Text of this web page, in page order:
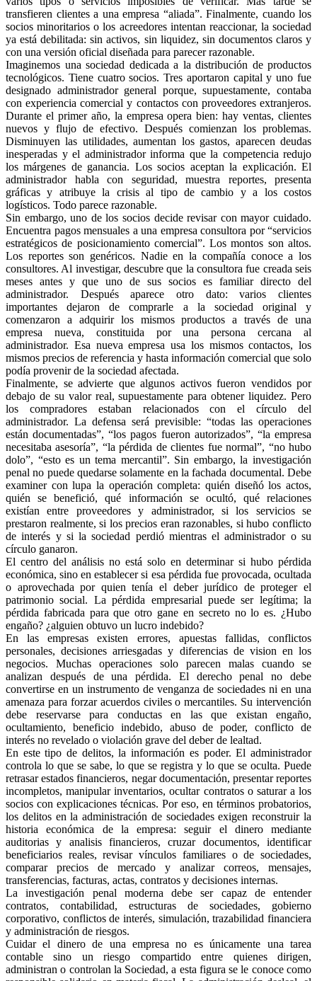
Bluesky
Threads
transfieren clientes a una empresa “aliada”. Finalmente, cuando los
socios minoritarios o los acreedores intentan reaccionar, la sociedad
ya está debilitada: sin activos, sin liquidez, sin documentos claros y
con una versión oficial diseñada para parecer razonable.
Imaginemos una sociedad dedicada a la distribución de productos
tecnológicos. Tiene cuatro socios. Tres aportaron capital y uno fue
designado administrador general porque, supuestamente, contaba
con experiencia comercial y contactos con proveedores extranjeros.
Durante el primer año, la empresa opera bien: hay ventas, clientes
nuevos y flujo de efectivo. Después comienzan los problemas.
Disminuyen las utilidades, aumentan los gastos, aparecen deudas
inesperadas y el administrador informa que la competencia redujo
los márgenes de ganancia. Los socios aceptan la explicación. El
administrador habla con seguridad, muestra reportes, presenta
gráficas y atribuye la crisis al tipo de cambio y a los costos
logísticos. Todo parece razonable.
Sin embargo, uno de los socios decide revisar con mayor cuidado.
Encuentra pagos mensuales a una empresa consultora por “servicios
estratégicos de posicionamiento comercial”. Los montos son altos.
Los reportes son genéricos. Nadie en la compañía conoce a los
consultores. Al investigar, descubre que la consultora fue creada seis
meses antes y que uno de sus socios es familiar directo del
administrador. Después aparece otro dato: varios clientes
importantes dejaron de comprarle a la sociedad original y
comenzaron a adquirir los mismos productos a través de una
empresa nueva, constituida por una persona cercana al
administrador. Esa nueva empresa usa los mismos contactos, los
mismos precios de referencia y hasta información comercial que solo
podía provenir de la sociedad afectada.
Finalmente, se advierte que algunos activos fueron vendidos por
debajo de su valor real, supuestamente para obtener liquidez. Pero
los compradores estaban relacionados con el círculo del
administrador. La defensa será previsible: “todas las operaciones
están documentadas”, “los pagos fueron autorizados”, “la empresa
necesitaba asesoría”, “la pérdida de clientes fue normal”, “no hubo
dolo”, “esto es un tema mercantil”. Sin embargo, la investigación
penal no puede quedarse solamente en la fachada documental. Debe
examiner con lupa la operación completa: quién diseñó los actos,
quién se benefició, qué información se ocultó, qué relaciones
existían entre proveedores y administrador, si los servicios se
prestaron realmente, si los precios eran razonables, si hubo conflicto
de interés y si la sociedad perdió mientras el administrador o su
círculo ganaron.
El centro del análisis no está solo en determinar si hubo pérdida
económica, sino en establecer si esa pérdida fue provocada, ocultada
o aprovechada por quien tenía el deber jurídico de proteger el
patrimonio social. La pérdida empresarial puede ser legítima; la
pérdida fabricada para que otro gane en secreto no lo es. ¿Hubo
engaño? ¿alguien obtuvo un lucro indebido?
En las empresas existen errores, apuestas fallidas, conflictos
personales, decisiones arriesgadas y diferencias de vision en los
negocios. Muchas operaciones solo parecen malas cuando se
analizan después de una pérdida. El derecho penal no debe
convertirse en un instrumento de venganza de sociedades ni en una
amenaza para forzar acuerdos civiles o mercantiles. Su intervención
debe reservarse para conductas en las que existan engaño,
ocultamiento, beneficio indebido, abuso de poder, conflicto de
interés no revelado o violación grave del deber de lealtad.
En este tipo de delitos, la información es poder. El administrador
controla lo que se sabe, lo que se registra y lo que se oculta. Puede
retrasar estados financieros, negar documentación, presentar reportes
incompletos, manipular inventarios, ocultar contratos o saturar a los
socios con explicaciones técnicas. Por eso, en términos probatorios,
los delitos en la administración de sociedades exigen reconstruir la
historia económica de la empresa: seguir el dinero mediante
auditorias y analisis financieros, cruzar documentos, identificar
beneficiarios reales, revisar vínculos familiares o de sociedades,
comparar precios de mercado y analizar correos, mensajes,
transferencias, facturas, actas, contratos y decisiones internas.
La investigación penal moderna debe ser capaz de entender
contratos, contabilidad, estructuras de sociedades, gobierno
corporativo, conflictos de interés, simulación, trazabilidad financiera
y administración de riesgos.
Cuidar el dinero de una empresa no es únicamente una tarea
contable sino un riesgo compartido entre quienes dirigen,
administran o controlan la Sociedad, a esta figura se le conoce como